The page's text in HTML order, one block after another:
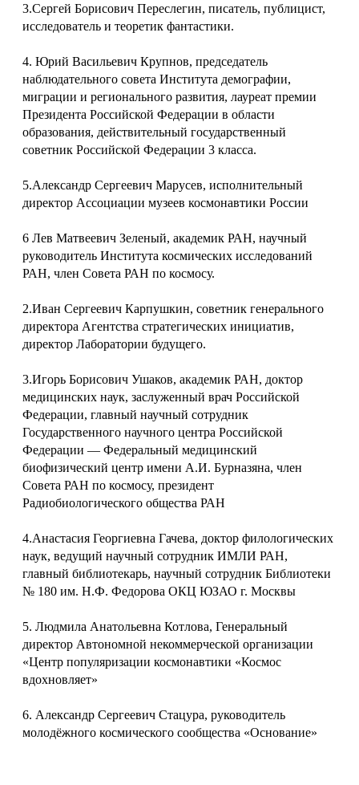
3.Сергей Борисович Переслегин, писатель, публицист,
исследователь и теоретик фантастики.
4. Юрий Васильевич Крупнов, председатель
наблюдательного совета Института демографии,
миграции и регионального развития, лауреат премии
Президента Российской Федерации в области
образования, действительный государственный
советник Российской Федерации 3 класса.
5.Александр Сергеевич Марусев, исполнительный
директор Ассоциации музеев космонавтики России
6 Лев Матвеевич Зеленый, академик РАН, научный
руководитель Института космических исследований
РАН, член Совета РАН по космосу.
2.Иван Сергеевич Карпушкин, советник генерального
директора Агентства стратегических инициатив,
директор Лаборатории будущего.
3.Игорь Борисович Ушаков, академик РАН, доктор
медицинских наук, заслуженный врач Российской
Федерации, главный научный сотрудник
Государственного научного центра Российской
Федерации — Федеральный медицинский
биофизический центр имени А.И. Бурназяна, член
Совета РАН по космосу, президент
Радиобиологического общества РАН
4.Анастасия Георгиевна Гачева, доктор филологических
наук, ведущий научный сотрудник ИМЛИ РАН,
главный библиотекарь, научный сотрудник Библиотеки
№ 180 им. Н.Ф. Федорова ОКЦ ЮЗАО г. Москвы
5. Людмила Анатольевна Котлова, Генеральный
директор Автономной некоммерческой организации
«Центр популяризации космонавтики «Космос
вдохновляет»
6. Александр Сергеевич Стацура, руководитель
молодёжного космического сообщества «Основание»